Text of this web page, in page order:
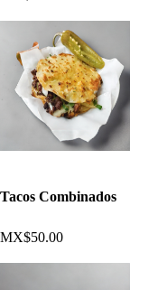
Tacos Combinados
MX$50.00